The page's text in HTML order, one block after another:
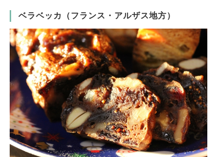
ベラベッカ（フランス・アルザス地方）